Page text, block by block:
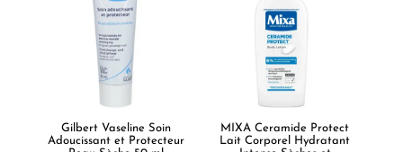
Gilbert Vaseline Soin
Adoucissant et Protecteur
MIXA Ceramide Protect
Lait Corporel Hydratant